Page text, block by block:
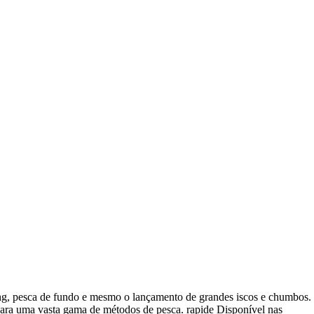
de fundo e mesmo o lançamento de grandes iscos e chumbos.
uma vasta gama de métodos de pesca. rapide Disponível nas